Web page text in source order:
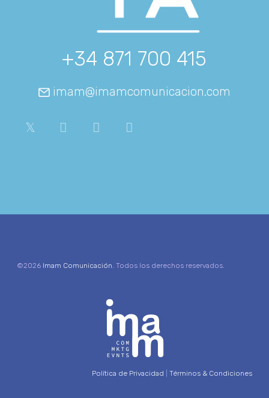
+34 871 700 415
imam@imamcomunicacion.com
©2026 Imam Comunicación . Todos los derechos reservados.
Política de Privacidad Términos & Condiciones